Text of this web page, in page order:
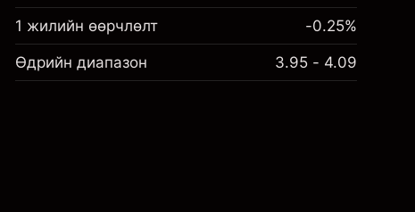
1 жилийн өөрчлөлт -0.25%
Өдрийн диапазон 3.95 - 4.09